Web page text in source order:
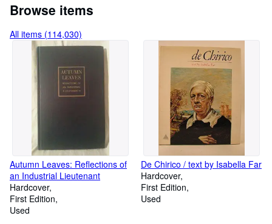
Browse items
All items (114,030)
Autumn Leaves: Reflections of
an Industrial Lieutenant
Hardcover
First Edition
Used
De Chirico / text by Isabella Far
Hardcover
First Edition
Used